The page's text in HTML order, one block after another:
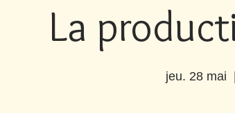
La
jeu. 28 mai